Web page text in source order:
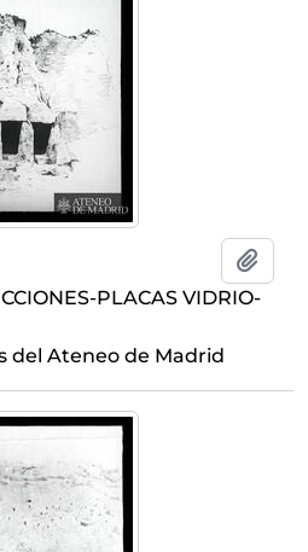
PLACAS VIDRIO-
del Ateneo de Madrid